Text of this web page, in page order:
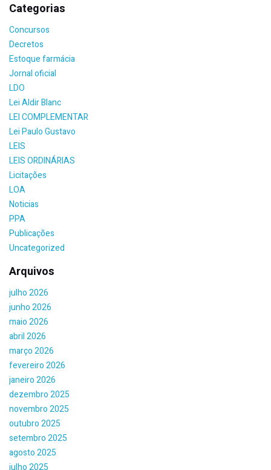
Categorias
Concursos
Decretos
Estoque farmácia
Jornal oficial
LDO
Lei Aldir Blanc
LEI COMPLEMENTAR
Lei Paulo Gustavo
LEIS
LEIS ORDINÁRIAS
Licitações
LOA
Noticias
PPA
Publicações
Uncategorized
Arquivos
julho 2026
junho 2026
maio 2026
abril 2026
março 2026
fevereiro 2026
janeiro 2026
dezembro 2025
novembro 2025
outubro 2025
setembro 2025
agosto 2025
julho 2025